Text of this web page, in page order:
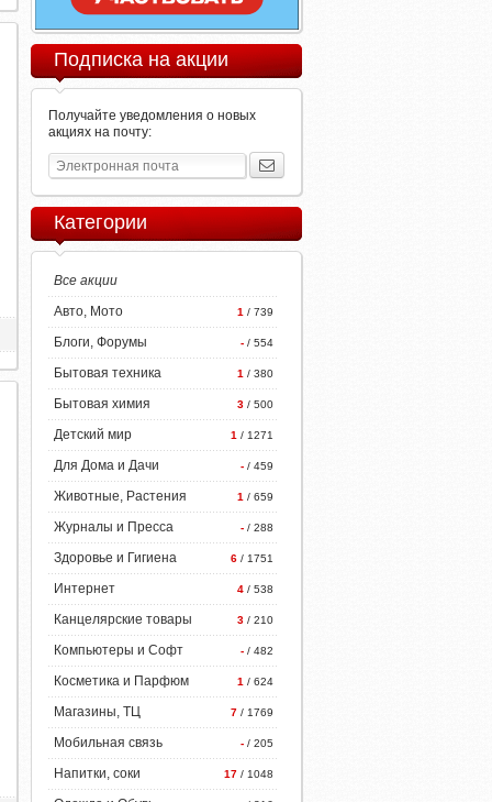
Подписка на акции
Получайте уведомления о новых
акциях на почту:
Категории
Все акции
1 / 739
Авто, Мото
- / 554
Блоги, Форумы
1 / 380
Бытовая техника
3 / 500
Бытовая химия
1 / 1271
Детский мир
- / 459
Для Дома и Дачи
1 / 659
Животные, Растения
- / 288
Журналы и Пресса
6 / 1751
Здоровье и Гигиена
4 / 538
Интернет
3 / 210
Канцелярские товары
- / 482
Компьютеры и Софт
1 / 624
Косметика и Парфюм
7 / 1769
Магазины, ТЦ
- / 205
Мобильная связь
17 / 1048
Напитки, соки